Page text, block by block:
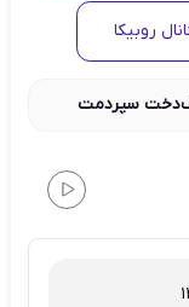
روبیکا
سپردمت